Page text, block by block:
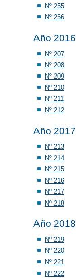
Nº 255
Nº 256
Año 2016
Nº 207
Nº 208
Nº 209
Nº 210
Nº 211
Nº 212
Año 2017
Nº 213
Nº 214
Nº 215
Nº 216
Nº 217
Nº 218
Año 2018
Nº 219
Nº 220
Nº 221
Nº 222